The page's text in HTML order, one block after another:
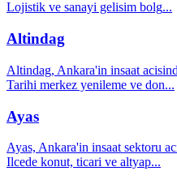
Lojistik ve sanayi gelisim bolg...
Altindag
Altindag, Ankara'in insaat
Tarihi merkez yenileme ve don...
Ayas
Ayas, Ankara'in insaat sektoru
Ilcede konut, ticari ve altyap...